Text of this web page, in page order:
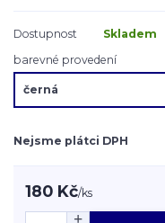
Dostupnost
Skladem
barevné provedení
Nejsme plátci DPH
180 Kč/ks